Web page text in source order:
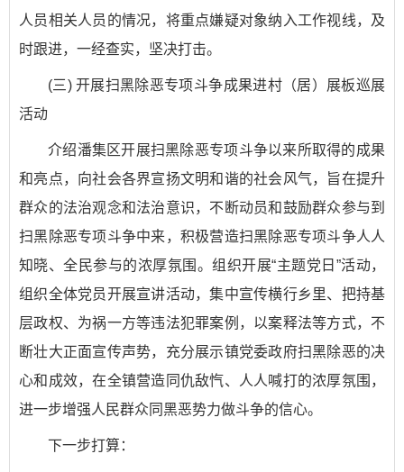
人员相关人员的情况，将重点嫌疑对象纳入工作视线，及
时跟进，一经查实，坚决打击。
(三) 开展扫黑除恶专项斗争成果进村（居）展板巡展
活动
介绍潘集区开展扫黑除恶专项斗争以来所取得的成果
和亮点，向社会各界宣扬文明和谐的社会风气，旨在提升
群众的法治观念和法治意识，不断动员和鼓励群众参与到
扫黑除恶专项斗争中来，积极营造扫黑除恶专项斗争人人
知晓、全民参与的浓厚氛围。组织开展“主题党日”活动，
组织全体党员开展宣讲活动，集中宣传横行乡里、把持基
层政权、为祸一方等违法犯罪案例，以案释法等方式，不
断壮大正面宣传声势，充分展示镇党委政府扫黑除恶的决
心和成效，在全镇营造同仇敌忾、人人喊打的浓厚氛围，
进一步增强人民群众同黑恶势力做斗争的信心。
下一步打算：